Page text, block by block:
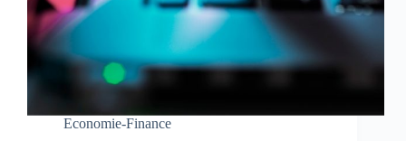
Economie-Finance